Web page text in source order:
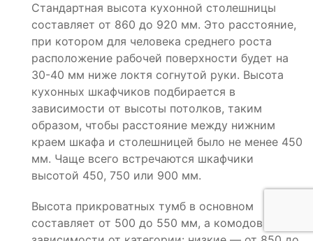
Стандартная высота кухонной столешницы
составляет от 860 до 920 мм. Это расстояние,
при котором для человека среднего роста
расположение рабочей поверхности будет на
30-40 мм ниже локтя согнутой руки. Высота
кухонных шкафчиков подбирается в
зависимости от высоты потолков, таким
образом, чтобы расстояние между нижним
краем шкафа и столешницей было не менее 450
мм. Чаще всего встречаются шкафчики
высотой 450, 750 или 900 мм.
Высота прикроватных тумб в основном
составляет от 500 до 550 мм, а комодов в